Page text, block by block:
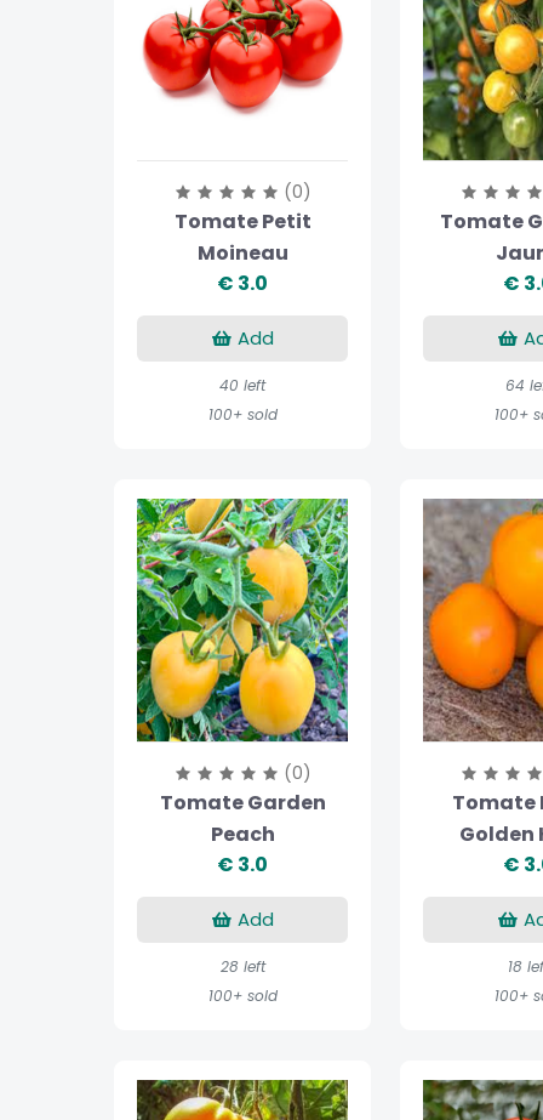
(0)
Tomate Petit
Moineau
€ 3.0
Add
40 left
100+ sold
Tomate
€
64
100+
(0)
Tomate Garden
Peach
€ 3.0
Add
28 left
100+ sold
Tomate
Golden
€
18
100+